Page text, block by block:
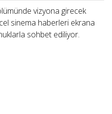
vizyona girecek
sinema haberleri ekrana
sohbet ediliyor.